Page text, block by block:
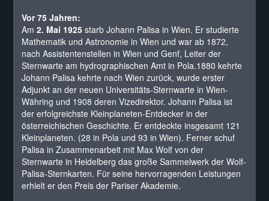
Vor 75 Jahren:
Am 2. Mai 1925starb Johann Palisa in Wien. Er studierte
Mathematik und Astronomie in Wien und war ab 1872,
nach Assistentenstellen in Wien und Genf, Leiter der
Sternwarte am hydrographischen Amt in Pola.1880 kehrte
Johann Palisa kehrte nach Wien zurück, wurde erster
Adjunkt an der neuen Universitäts-Sternwarte in Wien-
Währing und 1908 deren Vizedirektor. Johann Palisa ist
der erfolgreichste Kleinplaneten-Entdecker in der
österreichischen Geschichte. Er entdeckte insgesamt 121
Kleinplaneten. (28 in Pola und 93 in Wien). Ferner schuf
Palisa in Zusammenarbeit mit Max Wolf von der
Sternwarte in Heidelberg das große Sammelwerk der Wolf-
Palisa-Sternkarten. Für seine hervorragenden Leistungen
erhielt er den Preis der Pariser Akademie.